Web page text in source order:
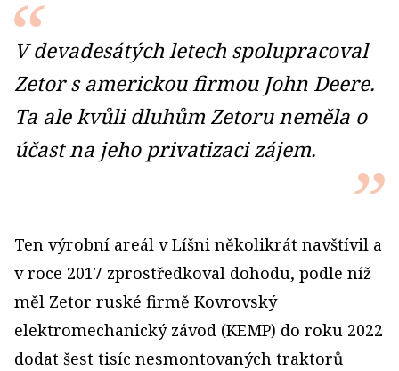
V devadesátých letech spolupracoval
Zetor s americkou firmou John Deere.
Ta ale kvůli dluhům Zetoru neměla o
účast na jeho privatizaci zájem.
Ten výrobní areál v Líšni několikrát navštívil a
v roce 2017 zprostředkoval dohodu, podle níž
měl Zetor ruské firmě Kovrovský
elektromechanický závod (KEMP) do roku 2022
dodat šest tisíc nesmontovaných traktorů